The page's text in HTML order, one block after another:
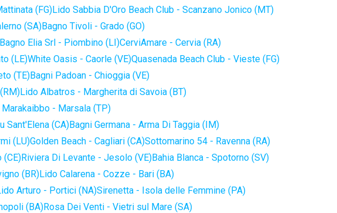
(FG)Lido Sabbia D'Oro Beach Club - Scanzano Jonico (MT)
(SA)Bagno Tivoli - Grado (GO)
Bagno Elia Srl - Piombino (LI)CerviAmare - Cervia (RA)
(LE)White Oasis - Caorle (VE)Quasenada Beach Club - Vieste (FG)
(TE)Bagni Padoan - Chioggia (VE)
Lido Albatros - Margherita di Savoia (BT)
- Marsala (TP)
Sant'Elena (CA)Bagni Germana - Arma Di Taggia (IM)
(LU)Golden Beach - Cagliari (CA)Sottomarino 54 - Ravenna (RA)
(CE)Riviera Di Levante - Jesolo (VE)Bahia Blanca - Spotorno (SV)
(BR)Lido Calarena - Cozze - Bari (BA)
Arturo - Portici (NA)Sirenetta - Isola delle Femmine (PA)
(BA)Rosa Dei Venti - Vietri sul Mare (SA)